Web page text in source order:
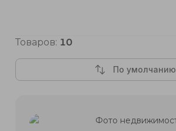
По умолчанию
Товаров: 10